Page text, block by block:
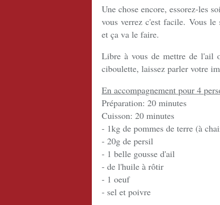
Une chose encore, essorez-les
vous verrez c'est facile. Vous
et ça va le faire.
Libre à vous de mettre de l'ail
ciboulette, laissez parler votre
En accompagnement pour 4
Préparation: 20 minutes
Cuisson: 20 minutes
- 1kg de pommes de terre (à
- 20g de persil
- 1 belle gousse d'ail
- de l'huile à rôtir
- 1 oeuf
- sel et poivre